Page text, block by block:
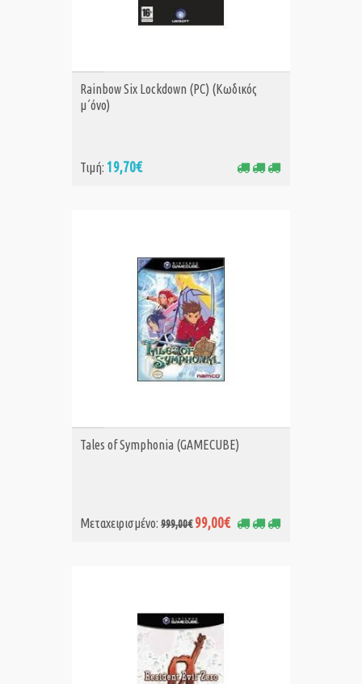
ΑΓΟΡΑ
Rainbow Six Lockdown (PC) (Κωδικός
μ΄όνο)
Τιμή: 19,70€
ΑΓΟΡΑ MET.
Tales of Symphonia (GAMECUBE)
Μεταχειρισμένο: 999,00€ 99,00€